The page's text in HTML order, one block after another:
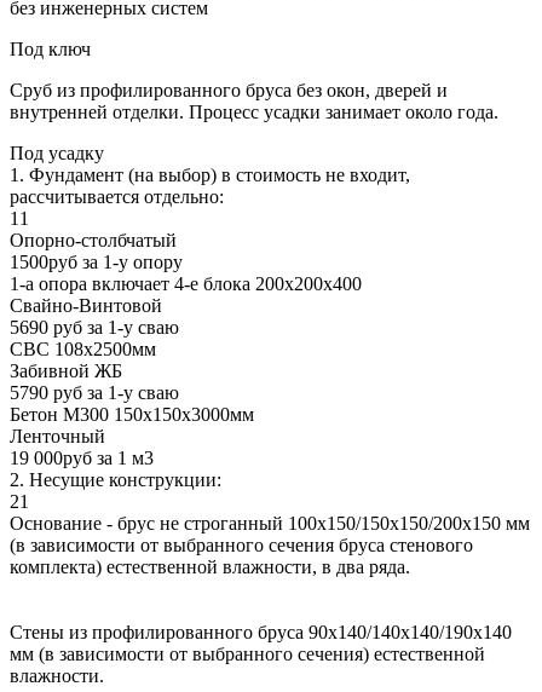
без инженерных систем
Под ключ
Сруб из профилированного бруса без окон, дверей и
внутренней отделки. Процесс усадки занимает около года.
Под усадку
1. Фундамент (на выбор) в стоимость не входит,
рассчитывается отдельно:
11
Опорно-столбчатый
1500руб за 1-у опору
1-а опора включает 4-е блока 200х200х400
Свайно-Винтовой
5690 руб за 1-у сваю
СВС 108х2500мм
Забивной ЖБ
5790 руб за 1-у сваю
Бетон М300 150х150х3000мм
Ленточный
19 000руб за 1 м3
2. Несущие конструкции:
21
Основание - брус не строганный 100х150/150х150/200х150 мм
(в зависимости от выбранного сечения бруса стенового
комплекта) естественной влажности, в два ряда.
Стены из профилированного бруса 90х140/140х140/190х140
мм (в зависимости от выбранного сечения) естественной
влажности.